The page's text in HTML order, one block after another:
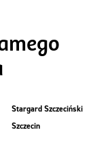
Stargard Szczeciński
Szczecin